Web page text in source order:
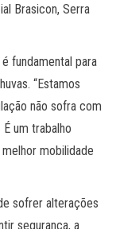
Brasicon, Serra
fundamental para
“Estamos
não sofra com
um trabalho
mobilidade
sofrer alterações
segurança, a